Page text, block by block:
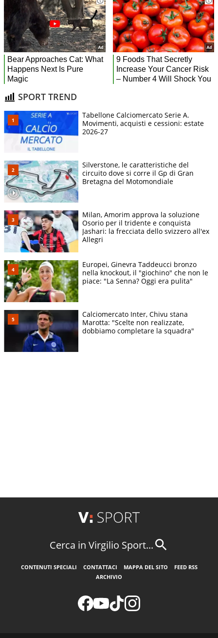
SPORT TREND
Tabellone Calciomercato Serie A.
Movimenti, acquisti e cessioni: estate
2026-27
Silverstone, le caratteristiche del
circuito dove si corre il Gp di Gran
Bretagna del Motomondiale
Milan, Amorim approva la soluzione
Osorio per il tridente e conquista
Jashari: la frecciata dello svizzero all'ex
Allegri
Europei, Ginevra Taddeucci bronzo
nella knockout, il "giochino" che non le
piace: "La Senna? Oggi era pulita"
Calciomercato Inter, Chivu stana
Marotta: "Scelte non realizzate,
dobbiamo completare la squadra"
Cerca in Virgilio Sport...
CONTENUTI SPECIALI CONTATTACI MAPPA DEL SITO
FEED RSS
ARCHIVIO